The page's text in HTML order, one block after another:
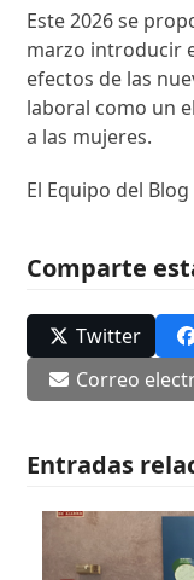
Este 2026 se
marzo introducir
efectos de las
laboral como un
a las mujeres.
El Equipo del Blog
Comparte
Twitter
Correo
Entradas